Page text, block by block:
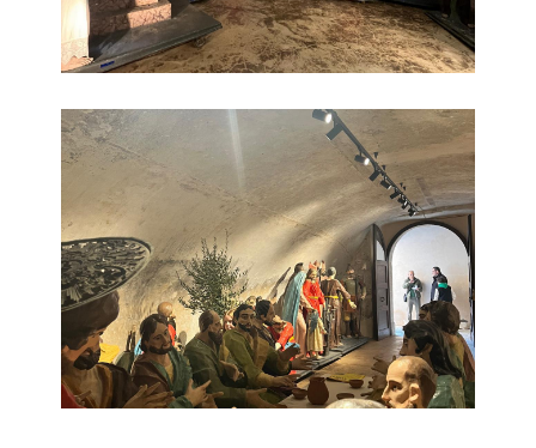
Museo dei Misteri 4